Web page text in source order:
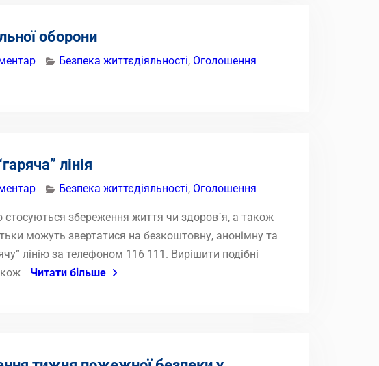
оборони
Безпека життєдіяльності, Оголошення
лінія
Безпека життєдіяльності, Оголошення
стосуються збереження життя чи здоров`я, а також
можуть звертатися на безкоштовну, анонімну та
лінію за телефоном 116 111. Вирішити подібні
Читати більше